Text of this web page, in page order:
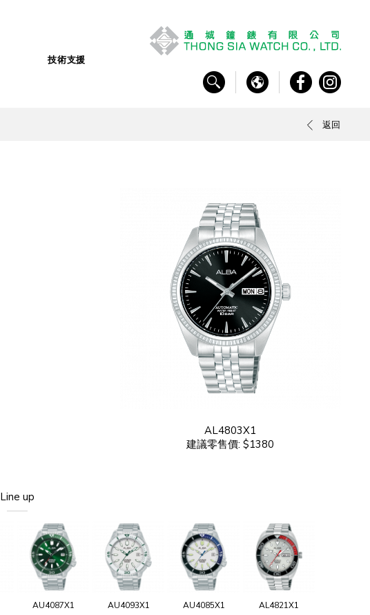
技術支援
返回
AL4803X1
建議零售價: $1380
Line up
AU4087X1 AU4093X1 AU4085X1 AL4821X1